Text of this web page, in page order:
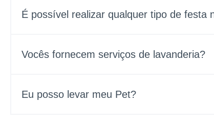
É possível realizar qualquer tipo de festa
Vocês fornecem serviços de lavanderia?
Eu posso levar meu Pet?